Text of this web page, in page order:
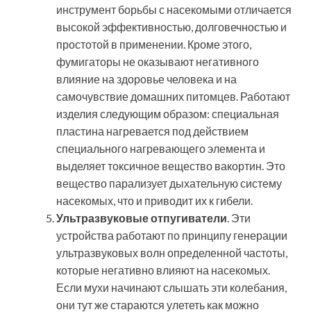
инструмент борьбы с насекомыми отличается
высокой эффективностью, долговечностью и
простотой в применении. Кроме этого,
фумигаторы не оказывают негативного
влияние на здоровье человека и на
самочувствие домашних питомцев. Работают
изделия следующим образом: специальная
пластина нагревается под действием
специального нагревающего элемента и
выделяет токсичное вещество вакортин. Это
вещество парализует дыхательную систему
насекомых, что и приводит их к гибели.
Ультразвуковые отпугиватели. Эти
устройства работают по принципу генерации
ультразвуковых волн определенной частоты,
которые негативно влияют на насекомых.
Если мухи начинают слышать эти колебания,
они тут же стараются улететь как можно